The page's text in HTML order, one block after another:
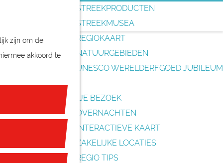
zijn om de
akkoord te
STREEKPRODUCTEN
STREEKMUSEA
REGIOKAART
NATUURGEBIEDEN
UNESCO WERELDERFGOED JUBILEUM
PLAN JE BEZOEK
OVERNACHTEN
INTERACTIEVE KAART
ZAKELIJKE LOCATIES
REGIO TIPS
k
n
Op
ontmoet de